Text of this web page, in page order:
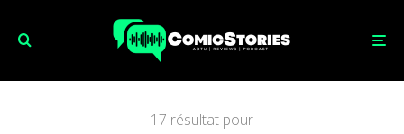
17 résultat pour